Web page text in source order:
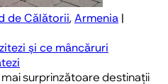
de Călătorii,Armenia |
și ce mâncăruri
surprinzătoare destinații